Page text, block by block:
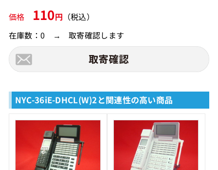
価格 110円 （税込）
在庫数：0 → 取寄確認します
NYC-36iE-DHCL(W)2と関連性の高い商品